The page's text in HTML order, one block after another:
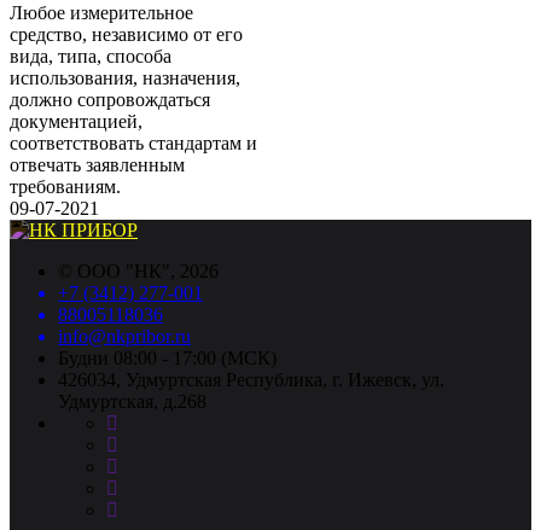
Любое измерительное
средство, независимо от его
вида, типа, способа
использования, назначения,
должно сопровождаться
документацией,
соответствовать стандартам и
отвечать заявленным
требованиям.
09-07-2021
© ООО "НК", 2026
+7 (3412) 277-001
88005118036
info@nkpribor.ru
Будни 08:00 - 17:00 (МСК)
426034, Удмуртская Республика, г. Ижевск, ул.
Удмуртская, д.268